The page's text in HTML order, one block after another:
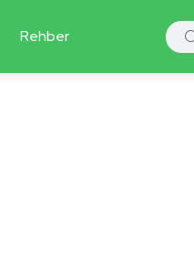
Rehber